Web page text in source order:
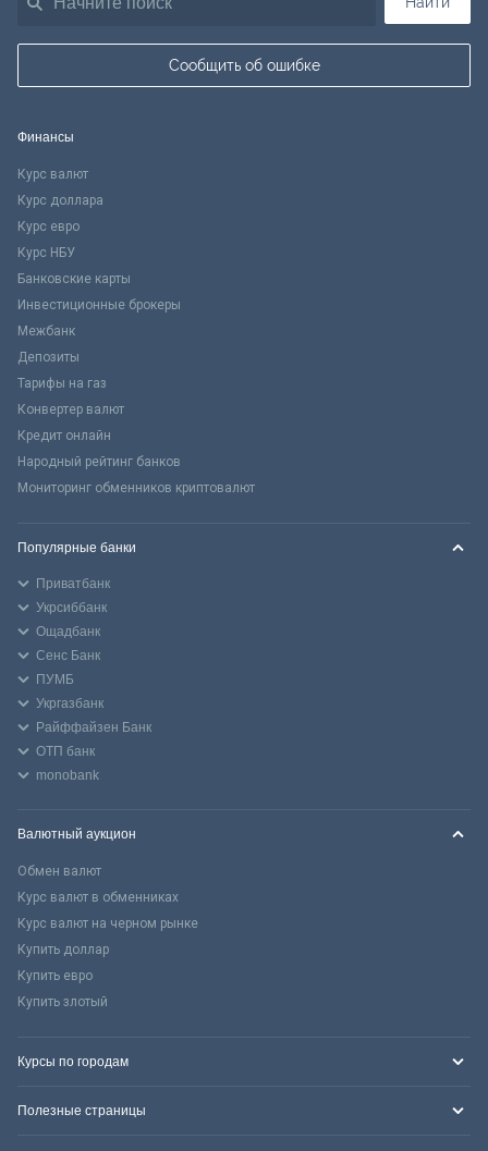
Сообщить об ошибке
Финансы
Курс валют
Курс доллара
Курс евро
Курс НБУ
Банковские карты
Инвестиционные брокеры
Межбанк
Депозиты
Тарифы на газ
Конвертер валют
Кредит онлайн
Народный рейтинг банков
Мониторинг обменников криптовалют
Популярные банки
Приватбанк
Укрсиббанк
Ощадбанк
Сенс Банк
ПУМБ
Укргазбанк
Райффайзен Банк
ОТП банк
monobank
Валютный аукцион
Обмен валют
Курс валют в обменниках
Курс валют на черном рынке
Купить доллар
Купить евро
Купить злотый
Курсы по городам
Полезные страницы